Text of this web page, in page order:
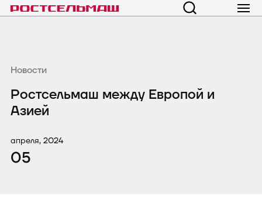
Новости
Ростсельмаш между Европой и
Азией
апреля, 2024
05